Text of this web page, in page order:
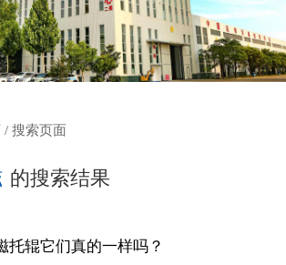
/ 搜索页面
的搜索结果
托辊它们真的一样吗？